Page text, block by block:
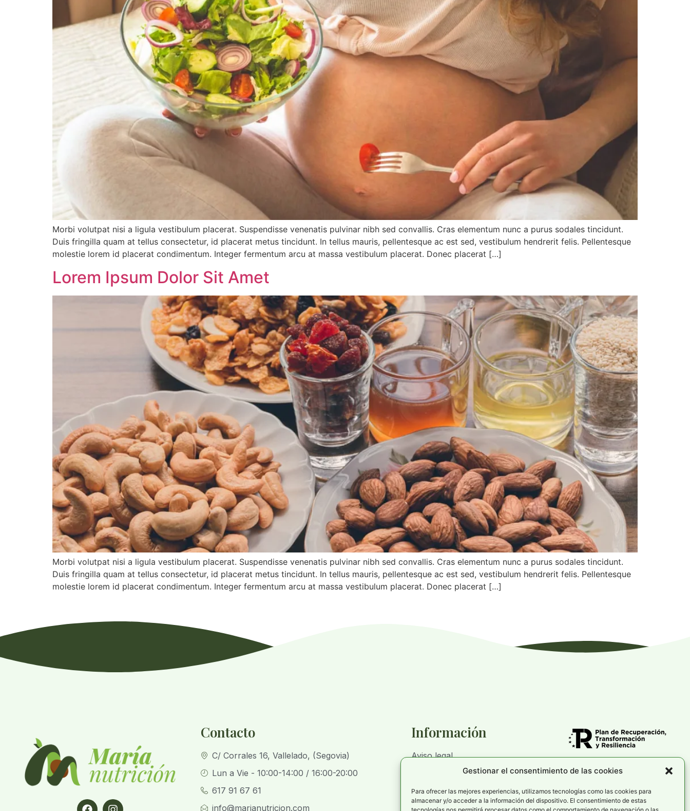
Gestionar el consentimiento de las cookies
Para ofrecer las mejores experiencias, utilizamos tecnologías como las cookies para
almacenar y/o acceder a la información del dispositivo. El consentimiento de estas
Morbi volutpat nisi a ligula vestibulum placerat. Suspendisse venenatis pulvinar nibh sed convallis. Cras elementum nunc a purus sodales tincidunt.
Duis fringilla quam at tellus consectetur, id placerat metus tincidunt. In tellus mauris, pellentesque ac est sed, vestibulum hendrerit felis. Pellentesque
molestie lorem id placerat condimentum. Integer fermentum arcu at massa vestibulum placerat. Donec placerat […]
Lorem Ipsum Dolor Sit Amet
Morbi volutpat nisi a ligula vestibulum placerat. Suspendisse venenatis pulvinar nibh sed convallis. Cras elementum nunc a purus sodales tincidunt.
Duis fringilla quam at tellus consectetur, id placerat metus tincidunt. In tellus mauris, pellentesque ac est sed, vestibulum hendrerit felis. Pellentesque
molestie lorem id placerat condimentum. Integer fermentum arcu at massa vestibulum placerat. Donec placerat […]
Contacto
C/ Corrales 16, Vallelado, (Segovia)
Lun a Vie - 10:00-14:00 / 16:00-20:00
617 91 67 61
info@marianutricion.com
Información
Aviso legal
Política de cookies
Política de privacidad
Declaración de accesibilidad